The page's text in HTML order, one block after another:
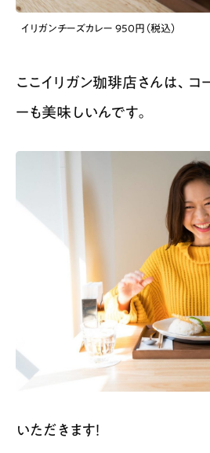
イリガンチーズカレー 950円（税込）
ここイリガン珈琲店さんは、コ
ーも美味しいんです。
いただきます！